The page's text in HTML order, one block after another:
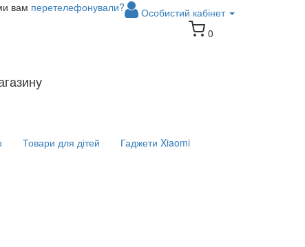
Особистий кабінет
вам перетелефонували?
0
Товари для дітей Гаджети Xiaomi